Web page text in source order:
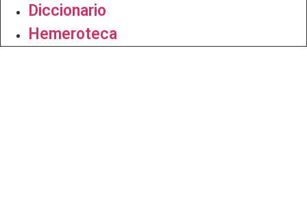
Diccionario
Hemeroteca